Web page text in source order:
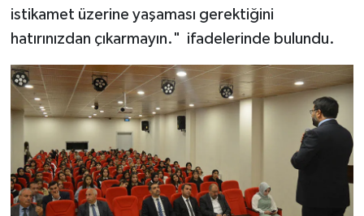
istikamet üzerine yaşaması gerektiğini
hatırınızdan çıkarmayın." ifadelerinde bulundu.
İzmir Müftülüğü
Kahramanmaraş Müftülüğü
Karabük Müftülüğü
Karaman Müftülüğü
Kars Müftülüğü